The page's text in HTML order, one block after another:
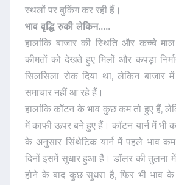
स्थलों पर बुकिंग कर रही हैं।
भाव वृद्धि रुकी लेकिन.....
हालांकि बाजार की स्थिति और कच्चे माल
कीमतों को देखते हुए मिलों और कपड़ा
सिलसिला रोक दिया था, लेकिन बाजार
समाचार नहीं आ रहे हैं।
हालांकि कॉटन के भाव कुछ कम तो हुए हैं,
में काफी ऊपर बने हुए हैं। कॉटन यार्न में भी
के अनुसार सिंथेटिक यार्न में पहले भाव
दिनों इसमें सुधार हुआ है। डॉलर की तुलना
होने के बाद कुछ सुधरा है, फिर भी भाव